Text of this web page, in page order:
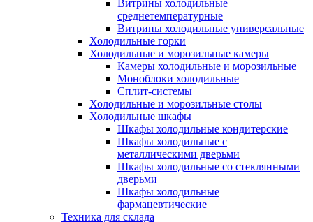
Витрины холодильные
среднетемпературные
Витрины холодильные универсальные
Холодильные горки
Холодильные и морозильные камеры
Камеры холодильные и морозильные
Моноблоки холодильные
Сплит-системы
Холодильные и морозильные столы
Холодильные шкафы
Шкафы холодильные кондитерские
Шкафы холодильные с
металлическими дверьми
Шкафы холодильные со стеклянными
дверьми
Шкафы холодильные
фармацевтические
Техника для склада